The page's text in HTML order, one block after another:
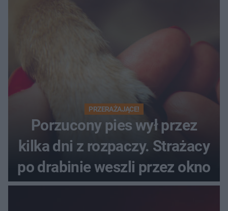
PRZERAŻAJĄCE!
Porzucony pies wył przez
kilka dni z rozpaczy. Strażacy
po drabinie weszli przez okno